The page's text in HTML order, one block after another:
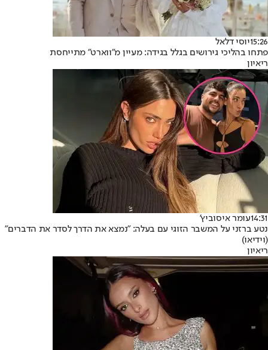
15:26יוסי דלאל
פתחו בהליכי גירושים בגלל בגידה: מעיין מ"ווארט" מתייחסת
ריאיון
14:31עומר איסוביץ'
נטע ברזני על המשבר הזוגי עם בעלה: "נמצא את הדרך לסדר את הדברים"
(וידיאו)
ריאיון